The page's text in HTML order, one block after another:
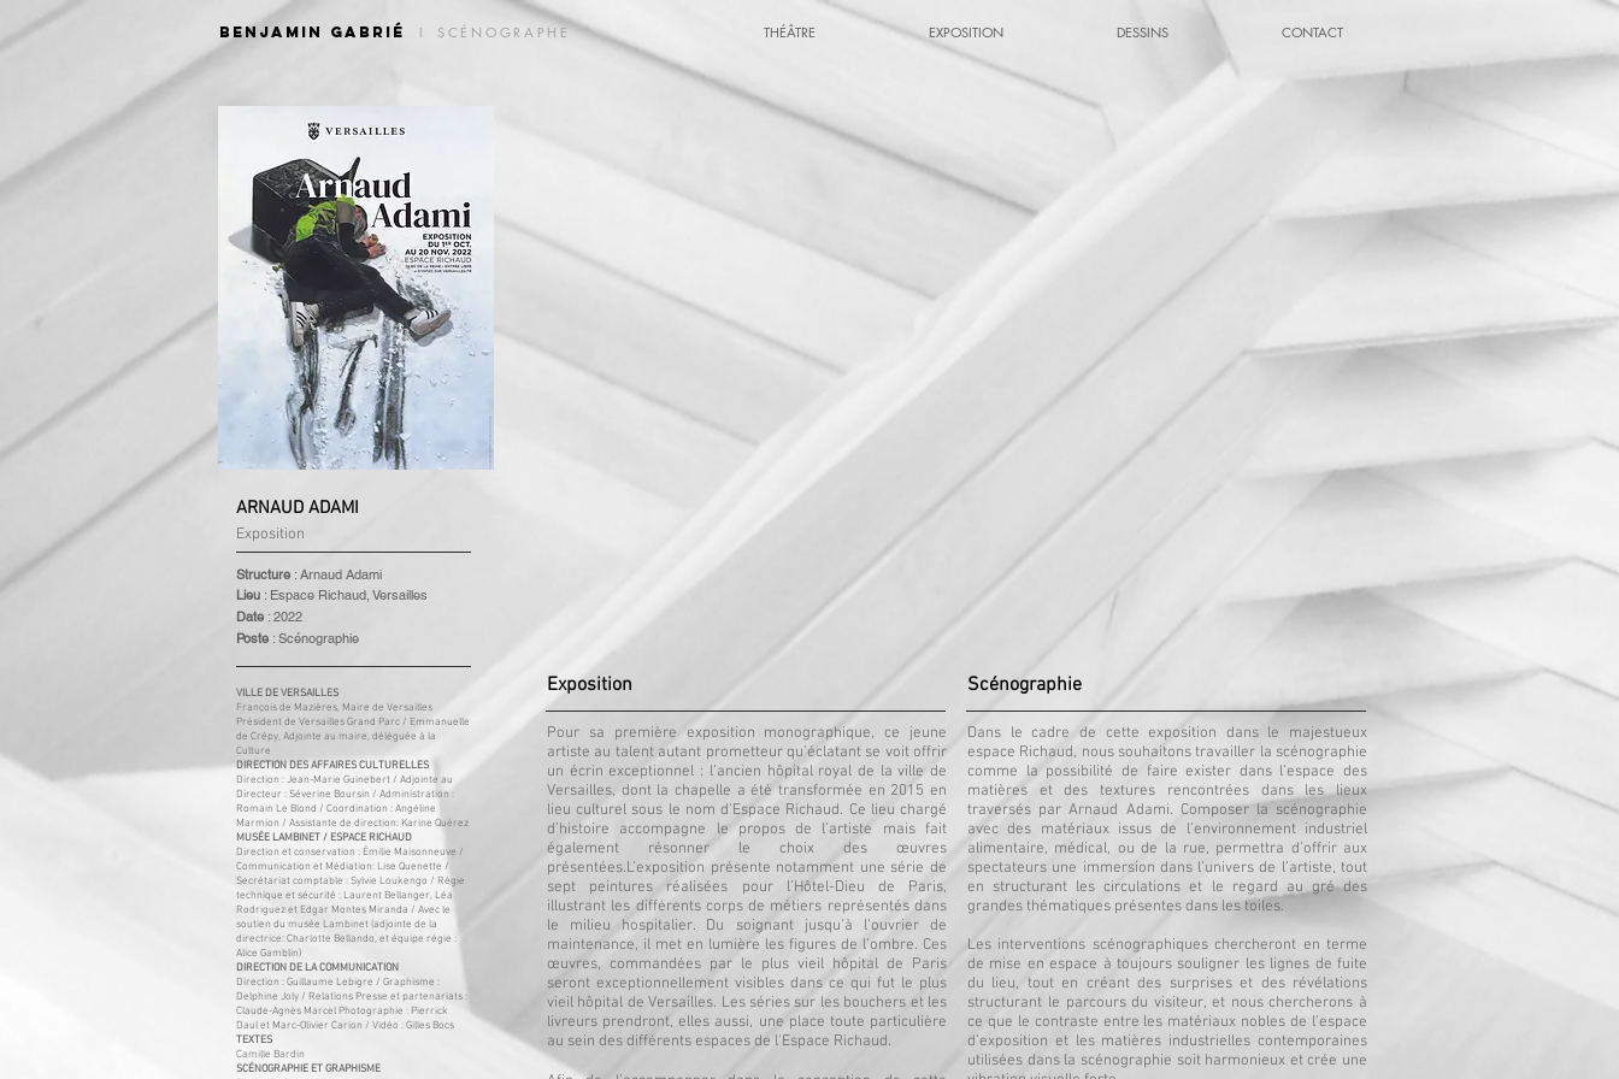
Benjamin Gabrié I SCÉNOGRAPHE THÉÂTRE EXPOSITION DESSINS CONTACT
I'm a title. Click to
edit me.
Click me and tell your
visitors what's in your
gallery.
ARNAUD ADAMI
Exposition
Structure : Arnaud Adami
Lieu : Espace Richaud, Versailles
Date : 2022
Poste : Scénographie
VILLE DE VERSAILLES
François de Mazières, Maire de Versailles
Président de Versailles Grand Parc / Emmanuelle
de Crépy, Adjointe au maire, déléguée à la
Culture
DIRECTION DES AFFAIRES CULTURELLES
Direction : Jean-Marie Guinebert / Adjointe au
Directeur : Séverine Boursin / Administration :
Romain Le Blond / Coordination : Angéline
Marmion / Assistante de direction: Karine Quérez
MUSÉE LAMBINET / ESPACE RICHAUD
Direction et conservation : Émilie Maisonneuve /
Communication et Médiation: Lise Quenette /
Secrétariat comptable : Sylvie Loukengo / Régie
technique et sécurité : Laurent Bellanger, Léa
Rodriguez et Edgar Montes Miranda / Avec le
soutien du musée Lambinet (adjointe de la
directrice: Charlotte Bellando, et équipe régie :
Alice Gamblin)
DIRECTION DE LA COMMUNICATION
Direction : Guillaume Lebigre / Graphisme :
Delphine Joly / Relations Presse et partenariats :
Claude-Agnès Marcel Photographie : Pierrick
Daul et Marc-Olivier Carion / Vidéo : Gilles Bocs
TEXTES
Camille Bardin
SCÉNOGRAPHIE ET GRAPHISME
Exposition
Pour sa première exposition monographique, ce jeune
artiste au talent autant prometteur qu'éclatant se voit offrir
un écrin exceptionnel : l’ancien hôpital royal de la ville de
Versailles, dont la chapelle a été transformée en 2015 en
lieu culturel sous le nom d'Espace Richaud. Ce lieu chargé
d’histoire accompagne le propos de l’artiste mais fait
également résonner le choix des œuvres
présentées.L’exposition présente notamment une série de
sept peintures réalisées pour l’Hôtel-Dieu de Paris,
illustrant les différents corps de métiers représentés dans
le milieu hospitalier. Du soignant jusqu’à l’ouvrier de
maintenance, il met en lumière les figures de l’ombre. Ces
œuvres, commandées par le plus vieil hôpital de Paris
seront exceptionnellement visibles dans ce qui fut le plus
vieil hôpital de Versailles. Les séries sur les bouchers et les
livreurs prendront, elles aussi, une place toute particulière
au sein des différents espaces de l'Espace Richaud.
Scénographie
Dans le cadre de cette exposition dans le majestueux
espace Richaud, nous souhaitons travailler la scénographie
comme la possibilité de faire exister dans l’espace des
matières et des textures rencontrées dans les lieux
traversés par Arnaud Adami. Composer la scénographie
avec des matériaux issus de l’environnement industriel
alimentaire, médical, ou de la rue, permettra d’offrir aux
spectateurs une immersion dans l’univers de l’artiste, tout
en structurant les circulations et le regard au gré des
grandes thématiques présentes dans les toiles.
Les interventions scénographiques chercheront en terme
de mise en espace à toujours souligner les lignes de fuite
du lieu, tout en créant des surprises et des révélations
structurant le parcours du visiteur, et nous chercherons à
ce que le contraste entre les matériaux nobles de l’espace
d’exposition et les matières industrielles contemporaines
utilisées dans la scénographie soit harmonieux et crée une